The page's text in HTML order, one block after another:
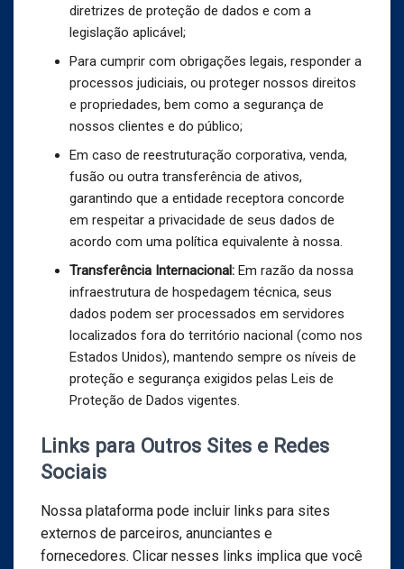
diretrizes de proteção de dados e com a
legislação aplicável;
Para cumprir com obrigações legais, responder a
processos judiciais, ou proteger nossos direitos
e propriedades, bem como a segurança de
nossos clientes e do público;
Em caso de reestruturação corporativa, venda,
fusão ou outra transferência de ativos,
garantindo que a entidade receptora concorde
em respeitar a privacidade de seus dados de
acordo com uma política equivalente à nossa.
Transferência Internacional: Em razão da nossa
infraestrutura de hospedagem técnica, seus
dados podem ser processados em servidores
localizados fora do território nacional (como nos
Estados Unidos), mantendo sempre os níveis de
proteção e segurança exigidos pelas Leis de
Proteção de Dados vigentes.
Links para Outros Sites e Redes
Sociais
Nossa plataforma pode incluir links para sites
externos de parceiros, anunciantes e
fornecedores. Clicar nesses links implica que você